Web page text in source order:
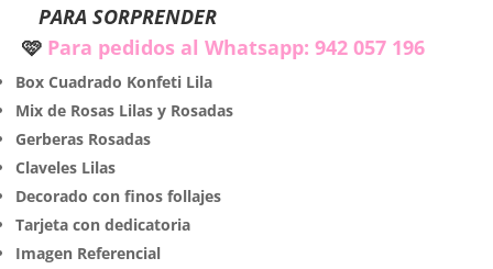
PARA SORPRENDER
🩷 Para pedidos al Whatsapp: 942 057 196
Box Cuadrado Konfeti Lila
Mix de Rosas Lilas y Rosadas
Gerberas Rosadas
Claveles Lilas
Decorado con finos follajes
Tarjeta con dedicatoria
Imagen Referencial